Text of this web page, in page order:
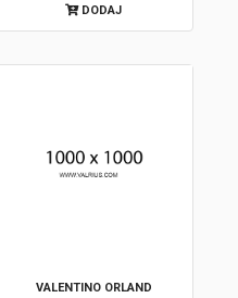
DODAJ
VALENTINO ORLAND